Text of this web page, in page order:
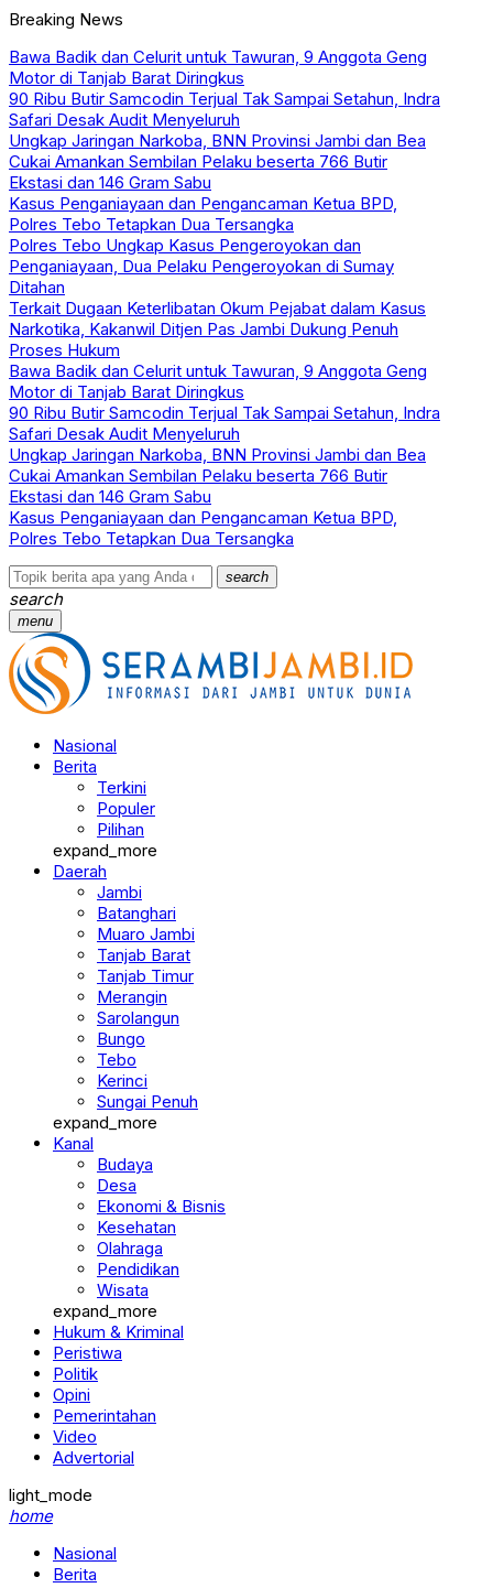
Breaking News
Bawa Badik dan Celurit untuk Tawuran, 9 Anggota Geng
Motor di Tanjab Barat Diringkus
90 Ribu Butir Samcodin Terjual Tak Sampai Setahun, Indra
Safari Desak Audit Menyeluruh
Ungkap Jaringan Narkoba, BNN Provinsi Jambi dan Bea
Cukai Amankan Sembilan Pelaku beserta 766 Butir
Ekstasi dan 146 Gram Sabu
Kasus Penganiayaan dan Pengancaman Ketua BPD,
Polres Tebo Tetapkan Dua Tersangka
Polres Tebo Ungkap Kasus Pengeroyokan dan
Penganiayaan, Dua Pelaku Pengeroyokan di Sumay
Ditahan
Terkait Dugaan Keterlibatan Okum Pejabat dalam Kasus
Narkotika, Kakanwil Ditjen Pas Jambi Dukung Penuh
Proses Hukum
Bawa Badik dan Celurit untuk Tawuran, 9 Anggota Geng
Motor di Tanjab Barat Diringkus
90 Ribu Butir Samcodin Terjual Tak Sampai Setahun, Indra
Safari Desak Audit Menyeluruh
Ungkap Jaringan Narkoba, BNN Provinsi Jambi dan Bea
Cukai Amankan Sembilan Pelaku beserta 766 Butir
Ekstasi dan 146 Gram Sabu
Kasus Penganiayaan dan Pengancaman Ketua BPD,
Polres Tebo Tetapkan Dua Tersangka
search
search
menu
Nasional
Berita
Terkini
Populer
Pilihan
expand_more
Daerah
Jambi
Batanghari
Muaro Jambi
Tanjab Barat
Tanjab Timur
Merangin
Sarolangun
Bungo
Tebo
Kerinci
Sungai Penuh
expand_more
Kanal
Budaya
Desa
Ekonomi & Bisnis
Kesehatan
Olahraga
Pendidikan
Wisata
expand_more
Hukum & Kriminal
Peristiwa
Politik
Opini
Pemerintahan
Video
Advertorial
light_mode
home
Nasional
Berita